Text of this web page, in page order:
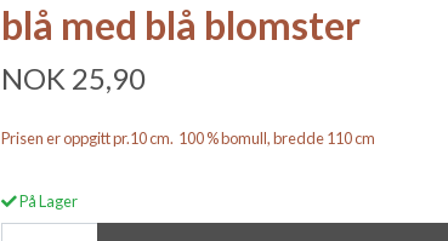
blå med blå blomster
NOK 25,90
Prisen er oppgitt pr.10 cm. 100 % bomull, bredde 110 cm
På Lager